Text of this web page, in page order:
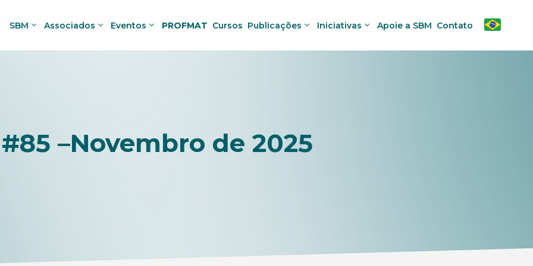
SBM Associados Eventos PROFMAT Cursos Publicações Iniciativas Apoie a SBM Contato
–Novembro de 2025